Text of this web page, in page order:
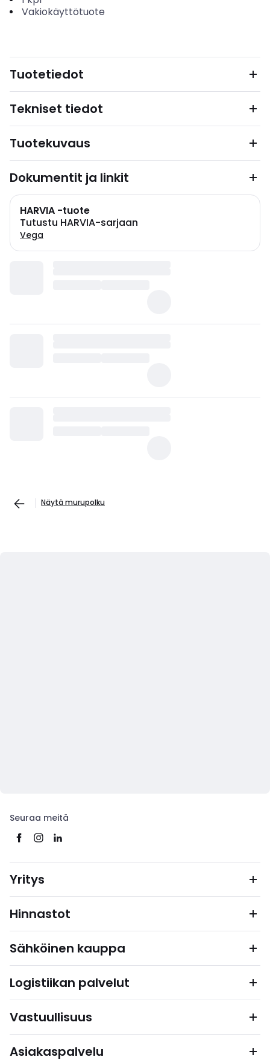
Vakiokäyttötuote
Tuotetiedot
Tekniset tiedot
Tuotekuvaus
Dokumentit ja linkit
HARVIA -tuote
Tutustu HARVIA-sarjaan
Vega
Näytä murupolku
Seuraa meitä
Yritys
Hinnastot
Sähköinen kauppa
Logistiikan palvelut
Vastuullisuus
Asiakaspalvelu